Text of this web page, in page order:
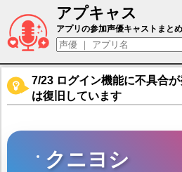
アプキャス
クニヨシ（声優：大
アプリの参加声優キャストまとめ
7/23 ログイン機能に不具合
は復旧しています
クニヨシ